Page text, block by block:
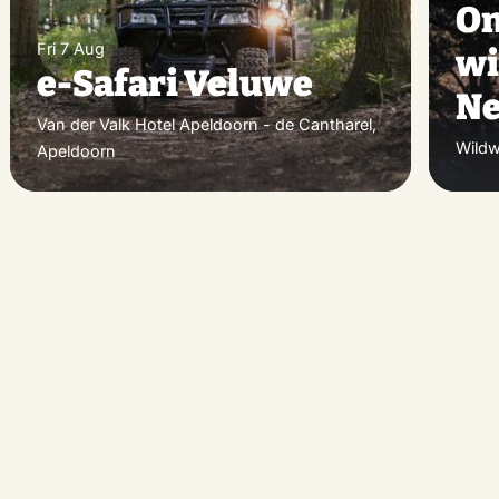
Fri 7 Aug
e-Safari Veluwe
Van der Valk Hotel Apeldoorn - de Cantharel,
Apeldoorn